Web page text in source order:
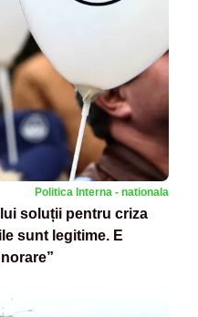
Politica Interna - nationala
soluții pentru criza
sunt legitime. E